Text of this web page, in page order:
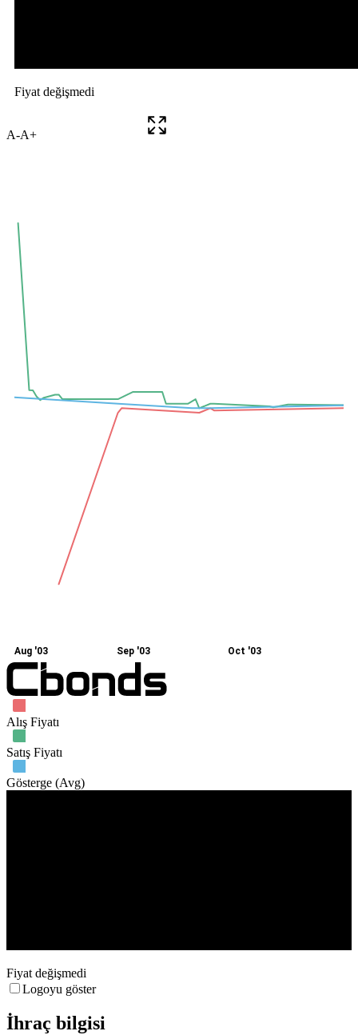
A-A+
Aug '03 Sep '03 Oct '03
Alış Fiyatı
Satış Fiyatı
Gösterge (Avg)
Fiyat değişmedi
Logoyu göster
İhraç bilgisi